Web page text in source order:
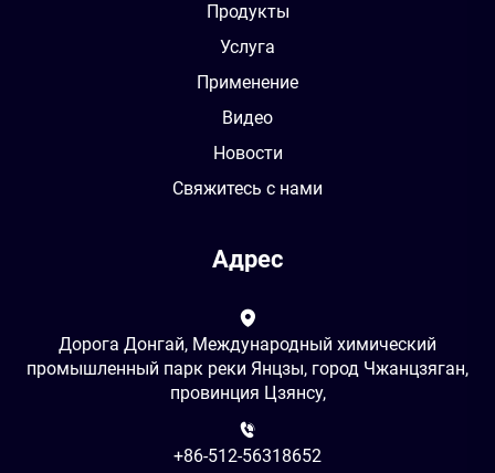
Продукты
Услуга
Применение
Видео
Новости
Свяжитесь с нами
Адрес
Дорога Донгай, Международный химический
промышленный парк реки Янцзы, город Чжанцзяган,
провинция Цзянсу,
+86-512-56318652